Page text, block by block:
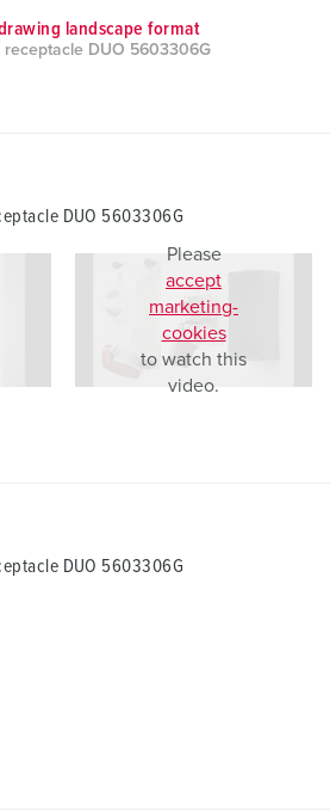
landscape format
receptacle DUO 5603306G
DUO 5603306G
Please
accept
marketing-
cookies
to watch this
video.
DUO 5603306G